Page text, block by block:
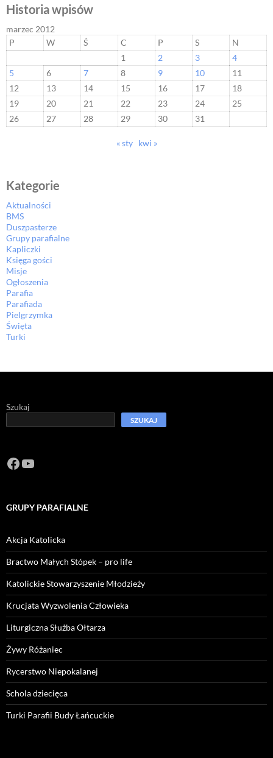
Historia wpisów
marzec 2012
P
W Ś C P S
N
1
2 3
4
5
6 7 8 9 10
11
12
13 14 15 16 17
18
19
20 21 22 23 24
25
26
27 28 29 30 31
« sty kwi »
Kategorie
Aktualności
BMS
Duszpasterze
Grupy parafialne
Kapliczki
Księga gości
Misje
Ogłoszenia
Parafia
Parafiada
Pielgrzymka
Święta
Turki
Szukaj
SZUKAJ
Facebook
https://www.youtube.com/channel/
GRUPY PARAFIALNE
Akcja Katolicka
Bractwo Małych Stópek – pro life
Katolickie Stowarzyszenie Młodzieży
Krucjata Wyzwolenia Człowieka
Liturgiczna Służba Ołtarza
Żywy Różaniec
Rycerstwo Niepokalanej
Schola dziecięca
Turki Parafii Budy Łańcuckie